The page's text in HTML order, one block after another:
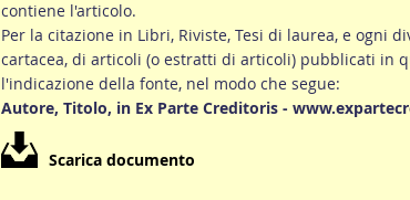
contiene l'articolo.
Per la citazione in Libri, Riviste, Tesi di laurea, e ogni
cartacea, di articoli (o estratti di articoli) pubblicati in
l'indicazione della fonte, nel modo che segue:
Autore, Titolo, in Ex Parte Creditoris -
Scarica documento